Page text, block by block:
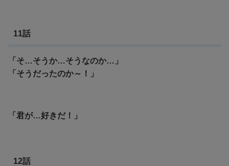
11話
「そ…そうか…そうなのか…」
「そうだったのか～！」
「君が…好きだ！」
12話